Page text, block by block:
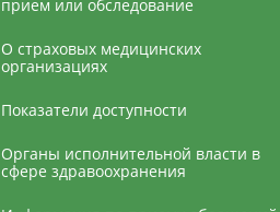
прием или обследование
О страховых медицинских
организациях
Показатели доступности
Органы исполнительной власти в
сфере здравоохранения